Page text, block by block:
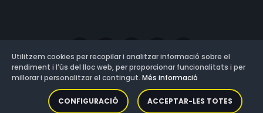
Versió: 3.13.0.202607011342
Utilitzem cookies per recopilar i analitzar informació sobre el
rendiment i l’ús del lloc web, per proporcionar funcionalitats i per
millorar i personalitzar el contingut. Més informació
CONFIGURACIÓ ACCEPTAR-LES TOTES